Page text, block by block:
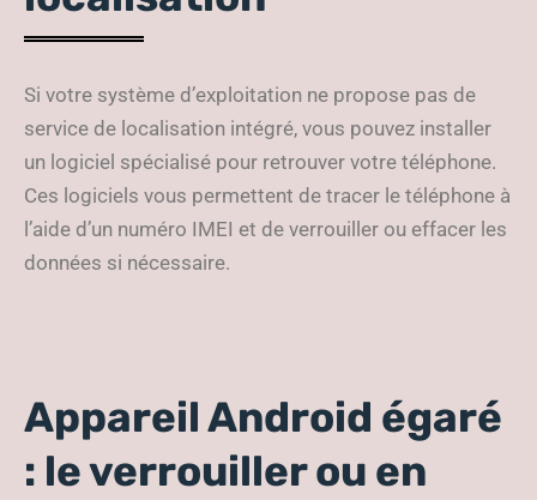
Si votre système d’exploitation ne propose pas de
service de localisation intégré, vous pouvez installer
un logiciel spécialisé pour retrouver votre téléphone.
Ces logiciels vous permettent de tracer le téléphone à
l’aide d’un numéro IMEI et de verrouiller ou effacer les
données si nécessaire.
Appareil Android égaré
: le verrouiller ou en